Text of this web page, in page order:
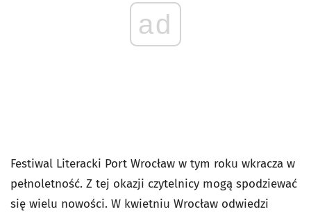
ad
Festiwal Literacki Port Wrocław w tym roku wkracza w
pełnoletność. Z tej okazji czytelnicy mogą spodziewać
się wielu nowości. W kwietniu Wrocław odwiedzi